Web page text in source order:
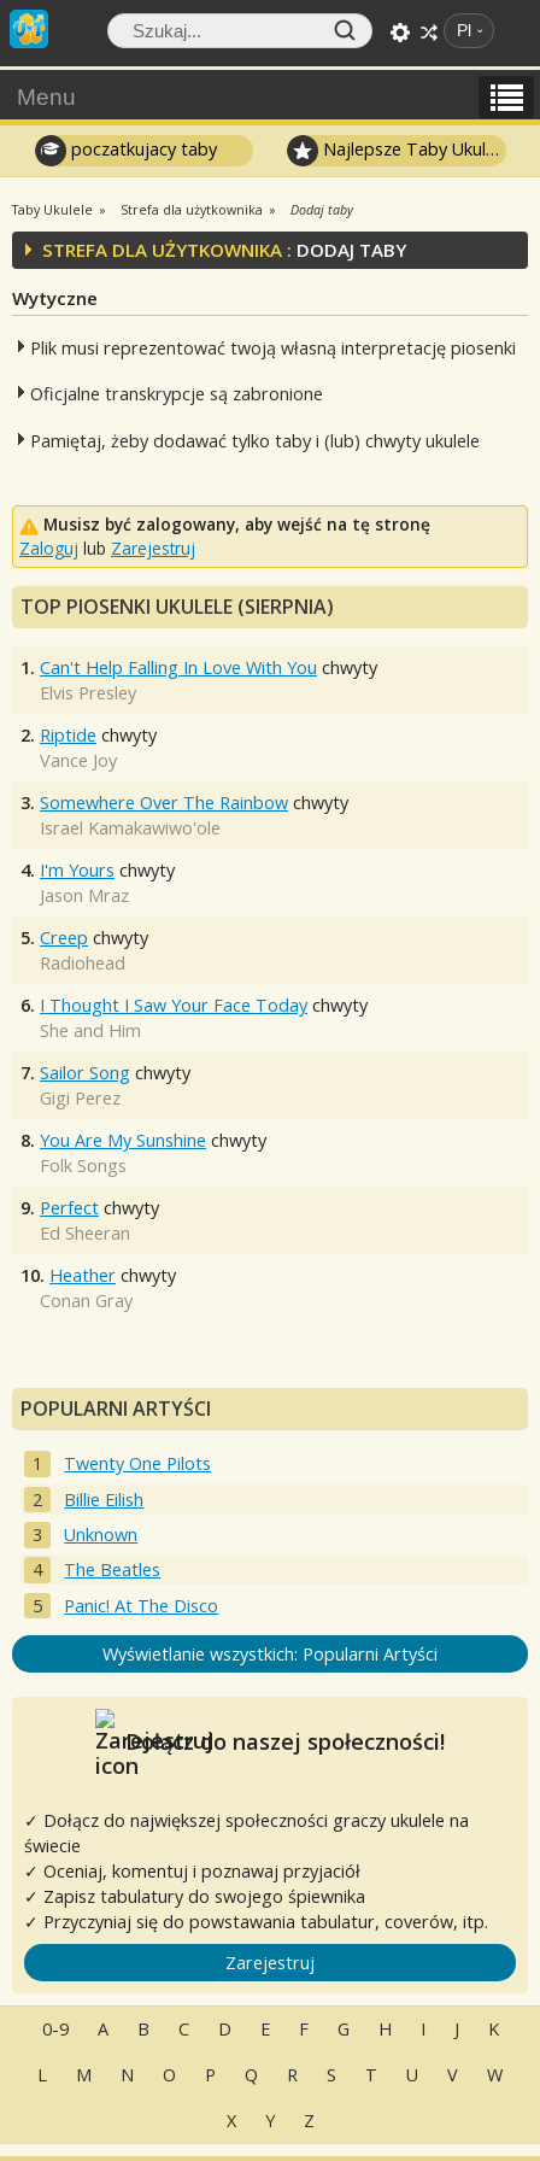
Pl
Menu
poczatkujacy taby Najlepsze Taby Ukulele
Taby Ukulele Strefa dla użytkownika Dodaj taby
STREFA DLA UŻYTKOWNIKA : DODAJ TABY
Wytyczne
Plik musi reprezentować twoją własną interpretację piosenki
Oficjalne transkrypcje są zabronione
Pamiętaj, żeby dodawać tylko taby i (lub) chwyty ukulele
Musisz być zalogowany, aby wejść na tę stronę
Zaloguj lub Zarejestruj
TOP PIOSENKI UKULELE (SIERPNIA)
1. Can't Help Falling In Love With You chwyty
Elvis Presley
2. Riptide chwyty
Vance Joy
3. Somewhere Over The Rainbow chwyty
Israel Kamakawiwo'ole
4. I'm Yours chwyty
Jason Mraz
5. Creep chwyty
Radiohead
6. I Thought I Saw Your Face Today chwyty
She and Him
7. Sailor Song chwyty
Gigi Perez
8. You Are My Sunshine chwyty
Folk Songs
9. Perfect chwyty
Ed Sheeran
10. Heather chwyty
Conan Gray
POPULARNI ARTYŚCI
Twenty One Pilots
Billie Eilish
Unknown
The Beatles
Panic! At The Disco
Wyświetlanie wszystkich: Popularni Artyści
Dołącz do naszej społeczności!
✓ Dołącz do największej społeczności graczy ukulele na
świecie
✓ Oceniaj, komentuj i poznawaj przyjaciół
✓ Zapisz tabulatury do swojego śpiewnika
✓ Przyczyniaj się do powstawania tabulatur, coverów, itp.
Zarejestruj
0-9 A B C D E F G H I J
K
L
M N O P Q R S T U V
W
X
Y Z